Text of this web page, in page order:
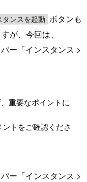
タンスを起動 ボタンも
が、今回は、
ー「インスタンス >
重要なポイントに
トをご確認くださ
ー「インスタンス >